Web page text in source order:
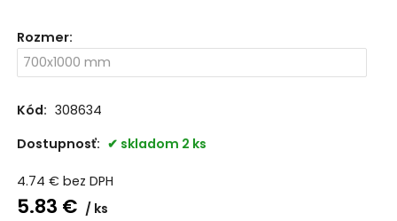
Rozmer:
Kód: 308634
Dostupnosť:
skladom 2 ks
4.74 € bez DPH
5.83 € ks